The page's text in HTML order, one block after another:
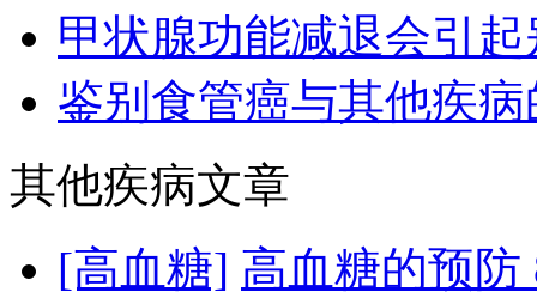
甲状腺功能减退会引
鉴别食管癌与其他疾
其他疾病文章
[高血糖] 高血糖的预防